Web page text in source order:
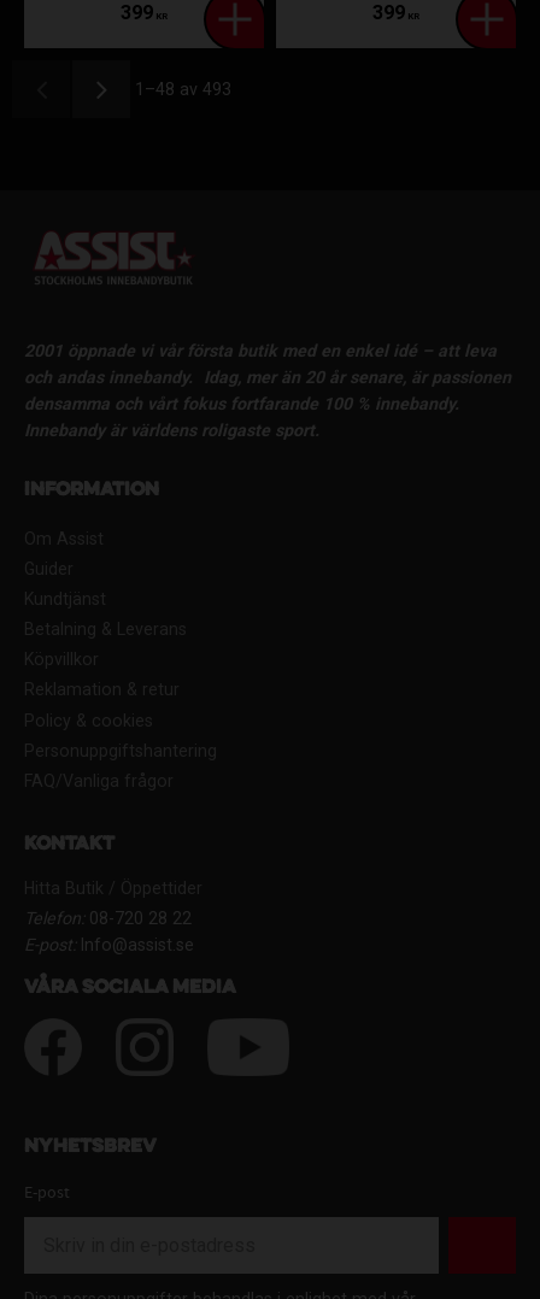
399 KR 399 KR
1–48 av 493
2001 öppnade vi vår första butik med en enkel idé – att leva
och andas innebandy.
Idag, mer än 20 år senare, är passionen
densamma och vårt fokus fortfarande 100 % innebandy.
Innebandy är världens roligaste sport.
Information
Om Assist
Guider
Kundtjänst
Betalning & Leverans
Köpvillkor
Reklamation & retur
Policy & cookies
Personuppgiftshantering
FAQ/Vanliga frågor
Kontakt
Hitta Butik / Öppettider
Telefon:08-720 28 22
E-post:Info@assist.se
Våra sociala media
Nyhetsbrev
E-post